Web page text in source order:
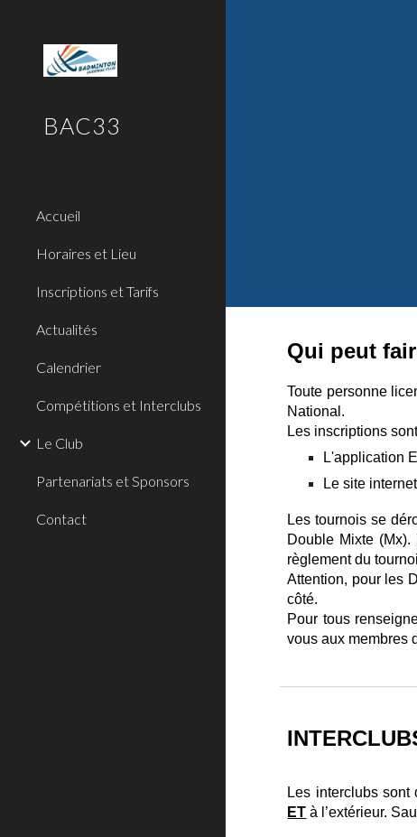
BAC33
Accueil
Horaires et Lieu
Inscriptions et Tarifs
Actualités
Calendrier
Compétitions et Interclubs
Le Club
Partenariats et Sponsors
Contact
Qui peut
Toute personne
National.
Les inscriptions
L'application
Le site
Les tournois se
Double Mixte
règlement du
Attention, pour les
côté.
Pour tous
vous aux membres
Les interclubs
ET à l’extérieur.